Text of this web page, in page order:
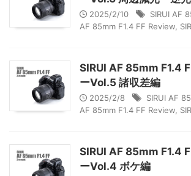
2025/2/10 SIRUI AF
AF 85mm F1.4 FF Review
SIRUI AF 85mm F1.4
ーVol.5 諸収差編
2025/2/8 SIRUI AF
AF 85mm F1.4 FF Review
SIRUI AF 85mm F1.4
ーVol.4 ボケ編